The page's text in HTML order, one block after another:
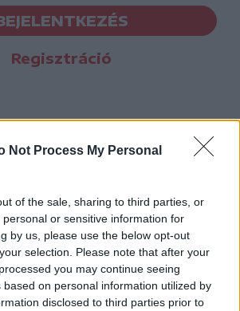
Not Process My Personal
of the sale, sharing to third parties, or
or sensitive information for
by us, please use the below opt-out
selection. Please note that after your
you may continue seeing
based on personal information utilized by
disclosed to third parties prior to
Regisztráció